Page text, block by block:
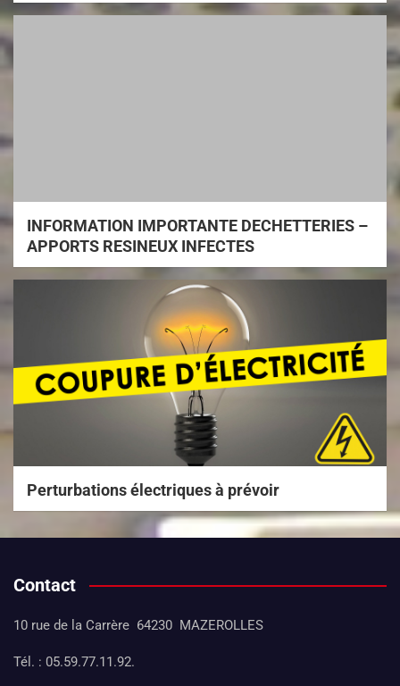
INFORMATION IMPORTANTE DECHETTERIES –
APPORTS RESINEUX INFECTES
Perturbations électriques à prévoir
Contact
10 rue de la Carrère 64230 MAZEROLLES
Tél. : 05.59.77.11.92.